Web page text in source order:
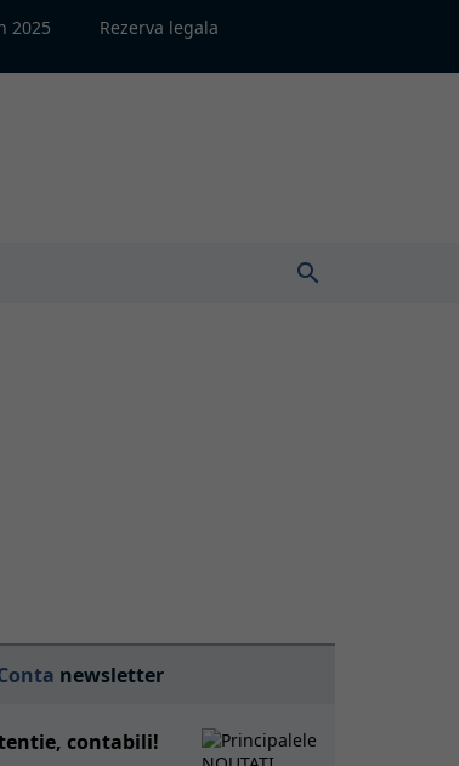
2025 Rezerva legala
search
newsletter
contabili!